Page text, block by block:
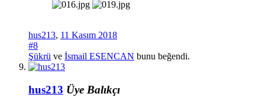
hus213, 11 Kasım 2018
#8
Şükrü ve İsmail ESENCAN bunu beğendi.
hus213 Üye Balıkçı